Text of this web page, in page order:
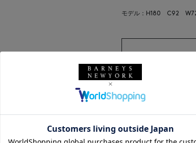
モデル：H180 C92
※ア
※一部商品詳細画
※アウトレット品は店舗
※シューズ・革小物は、